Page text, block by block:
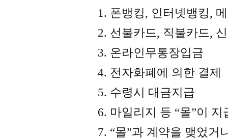
1. 폰뱅킹, 인터넷뱅킹,
2. 선불카드, 직불카드,
3. 온라인무통장입금
4. 전자화폐에 의한 결제
5. 수령시 대금지급
6. 마일리지 등 “몰”이
7. “몰”과 계약을 맺었거